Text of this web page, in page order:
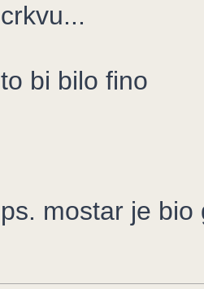
crkvu...
to bi bilo fino
ps. mostar je bio